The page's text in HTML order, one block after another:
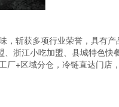
斩获多项行业荣誉，具有
浙江小吃加盟、县城特色快
厂+区域分仓，冷链直达门店